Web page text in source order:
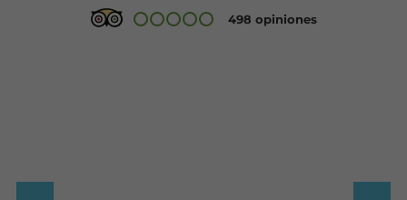
498 opiniones